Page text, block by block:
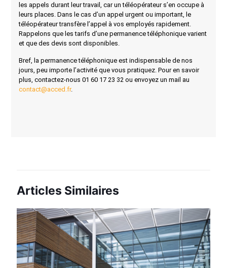
les appels durant leur travail, car un téléopérateur s’en occupe à
leurs places. Dans le cas d’un appel urgent ou important, le
téléopérateur transfère l’appel à vos employés rapidement.
Rappelons que les tarifs d’une permanence téléphonique varient
et que des devis sont disponibles.
Bref, la permanence téléphonique est indispensable de nos
jours, peu importe l’activité que vous pratiquez. Pour en savoir
plus, contactez-nous 01 60 17 23 32 ou envoyez un mail au
contact@acced.fr.
Articles Similaires